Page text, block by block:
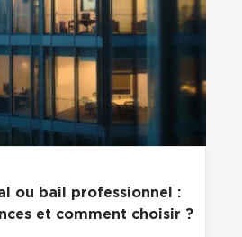
ou bail professionnel :
et comment choisir ?